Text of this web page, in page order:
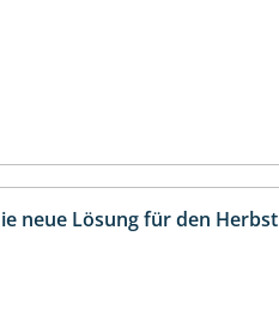
neue Lösung für den Herbst